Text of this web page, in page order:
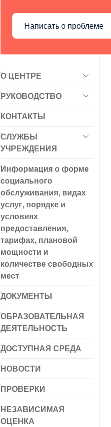
Написать о проблеме
О ЦЕНТРЕ
РУКОВОДСТВО
КОНТАКТЫ
СЛУЖБЫ
УЧРЕЖДЕНИЯ
Информация о форме
социального
обслуживания, видах
услуг, порядке и
условиях
предоставления,
тарифах, плановой
мощности и
количестве свободных
мест
ДОКУМЕНТЫ
ОБРАЗОВАТЕЛЬНАЯ
ДЕЯТЕЛЬНОСТЬ
ДОСТУПНАЯ СРЕДА
НОВОСТИ
ПРОВЕРКИ
НЕЗАВИСИМАЯ
ОЦЕНКА